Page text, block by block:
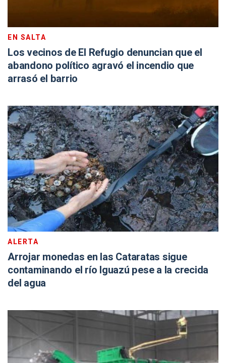
EN SALTA
Los vecinos de El Refugio denuncian que el
abandono político agravó el incendio que
arrasó el barrio
ALERTA
Arrojar monedas en las Cataratas sigue
contaminando el río Iguazú pese a la crecida
del agua